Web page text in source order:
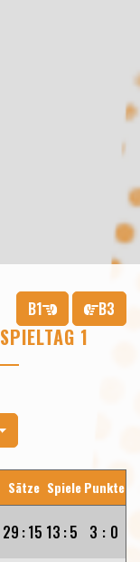
B1 B3
1
Sätze SpielePunkte
29 :15 13 :5 3 : 0